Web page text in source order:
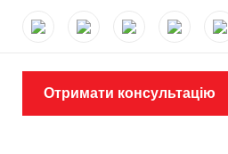
Отримати консультацію